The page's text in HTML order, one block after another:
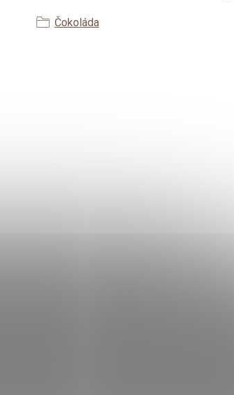
Čokoláda